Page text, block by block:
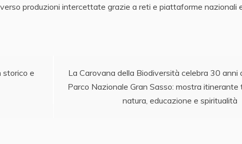
produzioni intercettate grazie a reti e piattaforme nazionali
storico e
La Carovana della Biodiversità celebra 30 anni
Parco Nazionale Gran Sasso: mostra itinerante
natura, educazione e spiritualità